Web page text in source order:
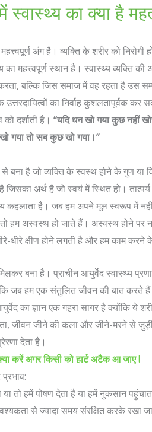
स्वास्थ्य का क्या है
अंग है। व्यक्ति के शरीर को निरोगी
महत्त्वपूर्ण स्थान है। स्वास्थ्य व्यक्ति
बल्कि जिस समाज में वह रहता है उस
उत्तरदायित्वों का निर्वाह कुशलतापूर्वक
दर्शाती है। “यदि धन खो गया कुछ नहीं
गया तो सब कुछ खो गया।”
बना है जो व्यक्ति के स्वस्थ होने के गुण या
अर्थ है जो स्वयं में स्थित हो।
कहलाता है। जब हम अपने मूल स्वरूप में नहीं
हम अस्वस्थ हो जाते हैं। अस्वस्थ होने पर
धीरे क्षीण होने लगती है और हम काम करने
बना है। प्राचीन आयुर्वेद स्वास्थ्य
जब हम एक संतुलित जीवन की बात करते हैं
का ज्ञान एक गहरा सागर है क्योंकि ये
जीवन जीने की कला और जीने-मरने से जुड़ी
देता है।
करें अगर किसी को हार्ट अटैक आ जाए !
या तो हमें पोषण देता है या हमें नुकसान
से ज्यादा समय संरक्षित करके रखा
देश में :
जानिए भारतीय सेना मे